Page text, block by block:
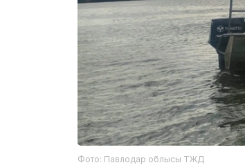
Фото: Павлодар облысы ТЖД